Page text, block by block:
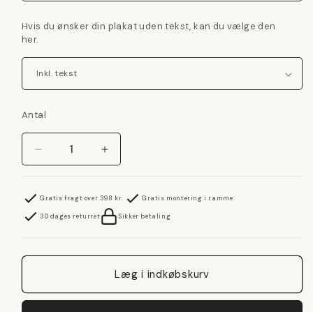
Hvis du ønsker din plakat uden tekst, kan du vælge den
her.
Antal
Reducer
antallet
Den
Uendelige
Øg
antallet
Den
Uendelige
Bro
Gratis fragt over 398 kr. Gratis montering i ramme
30 dages returret Sikker betaling
Læg i indkøbskurv